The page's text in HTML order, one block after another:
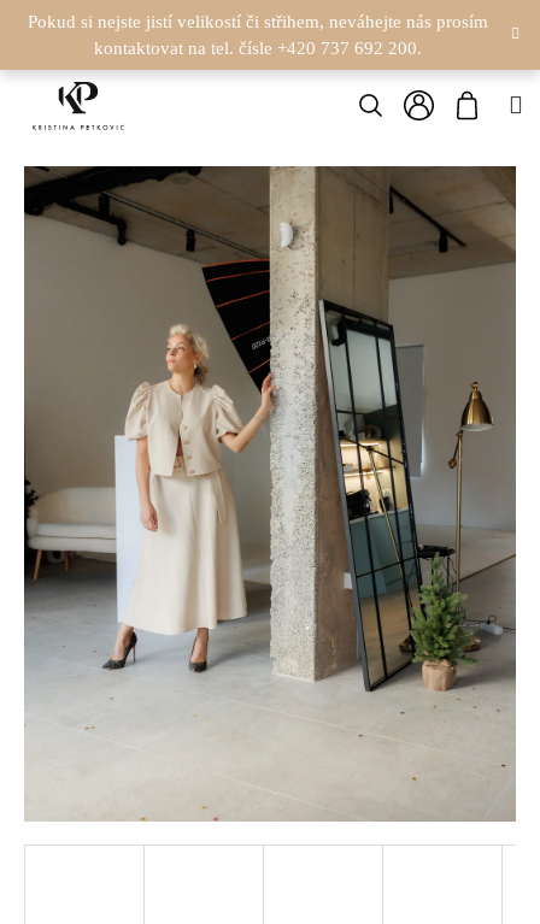
Pokud si nejste jistí velikostí či střihem, neváhejte nás prosím
kontaktovat na tel. čísle +420 737 692 200.
Hledat
Přihlášení
K
O
K
Zpět
Zpět
O
E
B
U
J
E
T
E
A
J